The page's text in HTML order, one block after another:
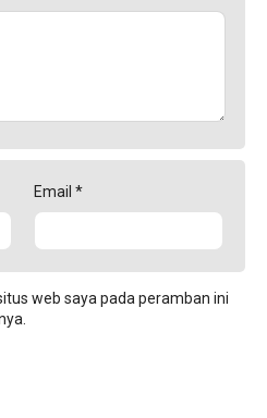
Email *
web saya pada peramban ini